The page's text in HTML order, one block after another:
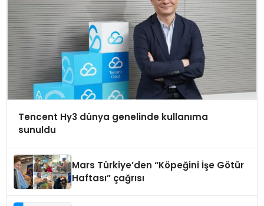
Tencent Hy3 dünya genelinde kullanıma
sunuldu
Mars Türkiye’den “Köpeğini İşe Götür
Haftası” çağrısı